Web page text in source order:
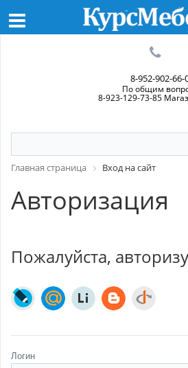
8-952-902-66-
По общим
8-923-129-73-85
Главная страница Вход на сайт
Авторизация
Пожалуйста,
Логин